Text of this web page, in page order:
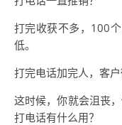
打完收获不多，100
低。
打完电话加完人，客
这时候，你就会沮丧
打电话有什么用？